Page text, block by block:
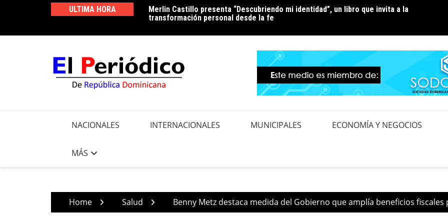
ULTIMA HORA
Merlin Castillo presenta “Descubriendo mi identidad”, un libro que invita a la
transformación personal desde la fe
Periodista Vicente Méndez pide la renuncia del alcalde de Santo Domingo Oeste,
Francisco Peña, por deplorable situación de la zona en expansión
Luz
NACIONALES INTERNACIONALES MUNICIPALES ECONOMÍA Y NEGOCIOS
MÁS
Home Salud Benny Metz destaca medida del Gobierno que amplía beneficios